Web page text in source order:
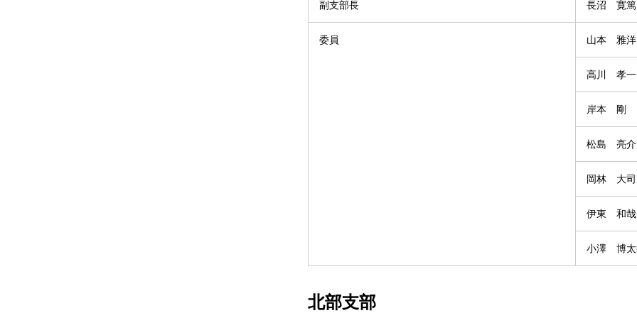
副支部長 長沼 寛篤
委員 山本 雅洋
高川 孝一
岸本 剛
松島 亮介
岡林 大司
伊東 和哉
小澤 博太
北部支部